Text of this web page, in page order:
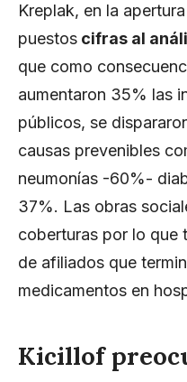
Kreplak, en la
puestos cifras al
que como
aumentaron 35% las
públicos, se
causas prevenibles
neumonías -60%-
37%. Las obras
coberturas por lo que
de afiliados que
medicamentos en
Kicillof